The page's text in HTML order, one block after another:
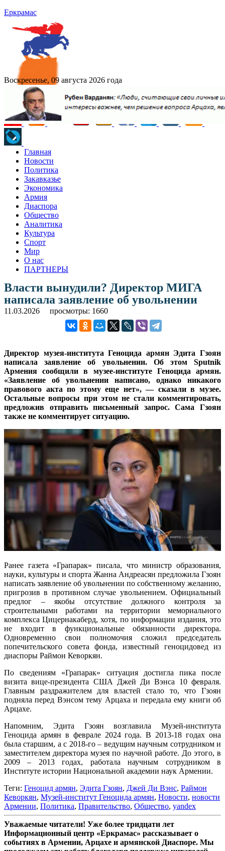
Еркрамас
Воскресенье, 09 августа 2026 года
Главная
Новости
Политика
Закавказье
Экономика
Армия
Диаспора
Общество
Аналитика
Культура
Спорт
Мир
О нас
ПАРТНЕРЫ
Власти вынудили? Директор МИГА
написала заявление об увольнении
11.03.2026 просмотры: 1660
Директор музея-института Геноцида армян Эдита Гзоян
написала заявление об увольнении. Об этом Sputnik
Армения сообщили в музее-институте Геноцида армян.
«Заявление об увольнении написано, однако никакого
правового акта по этому еще нет», — сказали в музее.
Остальные вопросы при этом не стали комментировать,
предложив отправить письменный запрос. Сама Гзоян
также не комментирует ситуацию.
Ранее газета «Грапарак» писала, что министр образования,
науки, культуры и спорта Жанна Андреасян предложила Гзоян
написать заявление об увольнении по собственному желанию,
пригрозив в противном случае увольнением. Официальный
предлог – якобы отсутствие должного контроля за
строительными работами на территории мемориального
комплекса Цицернакаберд, хотя, по информации издания, это
не входит в функциональные обязанности директора.
Одновременно свои полномочия сложил председатель
попечительского совета фонда, известный геноцидовед из
диаспоры Раймон Кеворкян.
По сведениям «Грапарак» ситуация достигла пика после
визита вице-президента США Джей Ди Вэнса 10 февраля.
Главным раздражителем для властей стало то, что Гзоян
подняла перед Вэнсом тему Арцаха и передала ему книги об
Арцахе.
Напомним, Эдита Гзоян возглавила Музей-института
Геноцида армян в феврале 2024 года. В 2013-18 годах она
была старшим, а с 2018-го – ведущим научным сотрудником и
заместителем директора музея по научной работе. До этого, в
2009 – 2013 годах, работала научным сотрудником в
Институте истории Национальной академии наук Армении.
Теги: Геноцид армян, Эдита Гзоян, Джей Ди Вэнс, Раймон
Кеворкян, Музей-институт Геноцида армян, Новости, новости
Армении, Политика, Правительство, Общество, yandex
Уважаемые читатели! Уже более тридцати лет
Информационный центр «Еркрамас» рассказывает о
событиях в Армении, Арцахе и армянской Диаспоре. Мы